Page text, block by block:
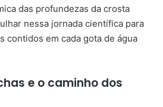
das profundezas da crosta
nessa jornada científica para
contidos em cada gota de água
e o caminho dos